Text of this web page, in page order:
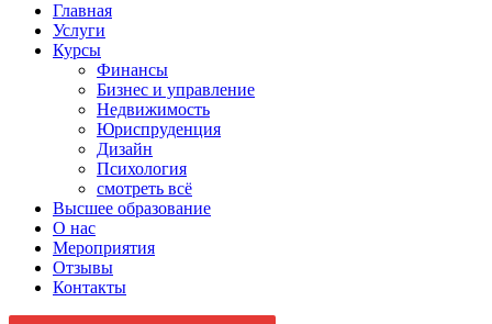
Главная
Услуги
Курсы
Финансы
Бизнес и управление
Недвижимость
Юриспруденция
Дизайн
Психология
смотреть всё
Высшее образование
О нас
Мероприятия
Отзывы
Контакты